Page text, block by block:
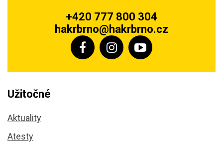
+420 777 800 304
hakrbrno@hakrbrno.cz
Užitočné
Aktuality
Atesty